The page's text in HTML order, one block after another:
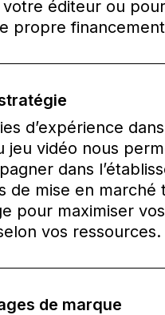
éditeur ou pour
propre
d’expérience dans
jeu vidéo nous
dans
de mise en marché
pour maximiser
vos ressources.
de marque